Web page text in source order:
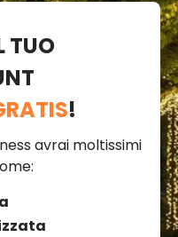
TUO
!
avrai moltissimi